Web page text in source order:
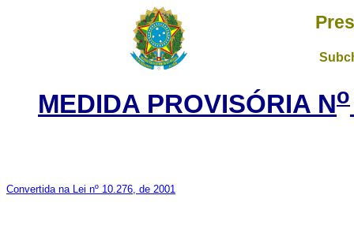
MEDIDA PROVISÓRIA No
Convertida na Lei nº 10.276, de 2001